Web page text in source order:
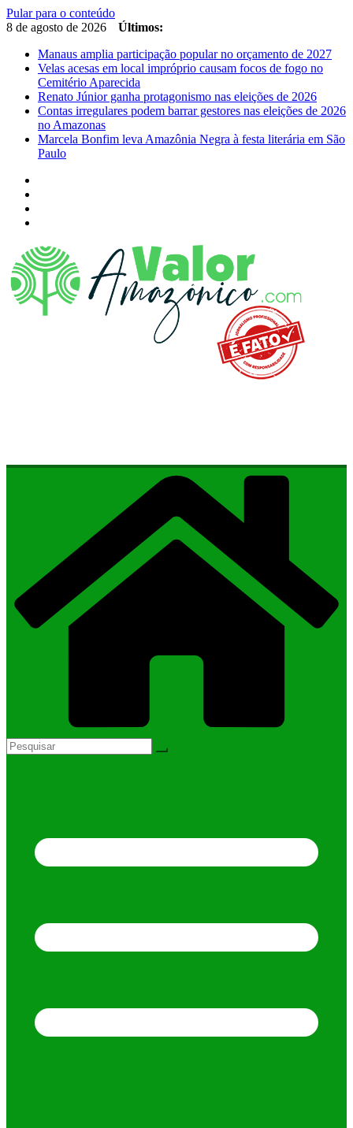
Pular para o conteúdo
8 de agosto de 2026
Últimos:
Manaus amplia participação popular no orçamento de 2027
Velas acesas em local impróprio causam focos de fogo no
Cemitério Aparecida
Renato Júnior ganha protagonismo nas eleições de 2026
Contas irregulares podem barrar gestores nas eleições de 2026
no Amazonas
Marcela Bonfim leva Amazônia Negra à festa literária em São
Paulo